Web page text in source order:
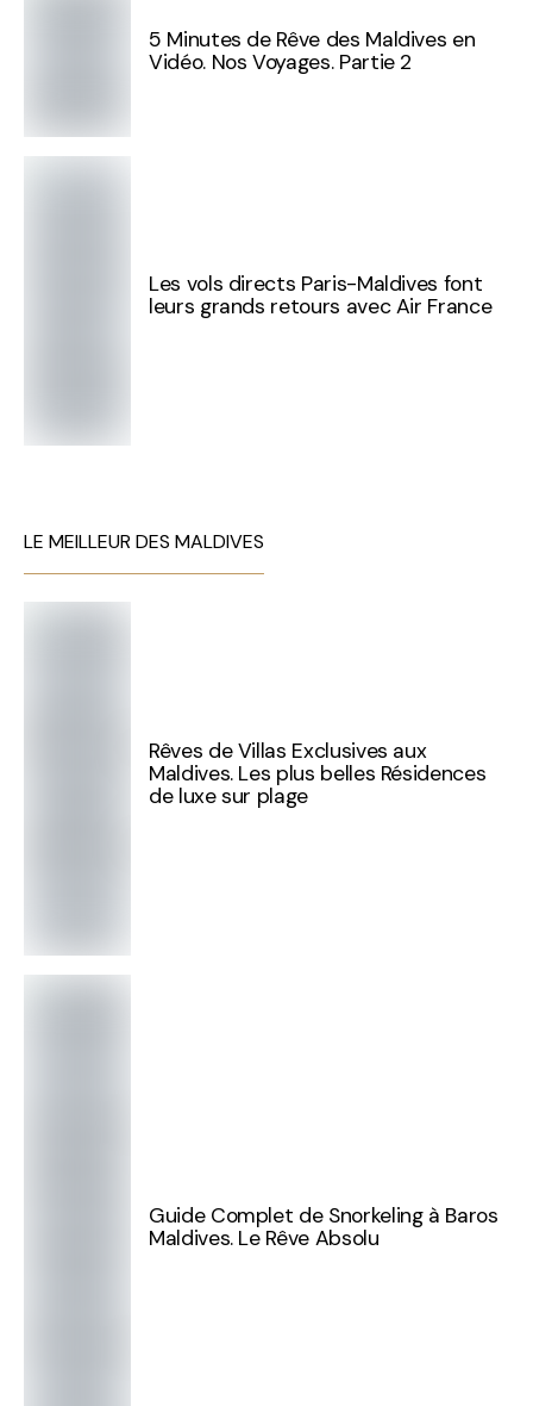
5 Minutes de Rêve des Maldives en
Vidéo. Nos Voyages. Partie 2
Les vols directs Paris-Maldives font
leurs grands retours avec Air France
LE MEILLEUR DES MALDIVES
Rêves de Villas Exclusives aux
Maldives. Les plus belles Résidences
de luxe sur plage
Guide Complet de Snorkeling à Baros
Maldives. Le Rêve Absolu